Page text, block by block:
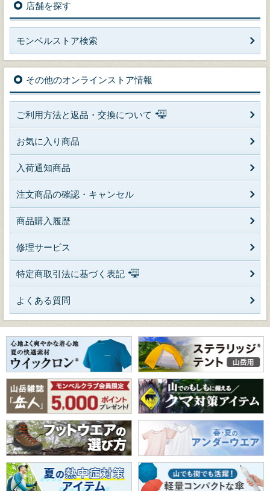
店舗を探す
モンベルストア検索
その他のオンラインストア情報
ご利用方法と返品・交換について
お気に入り商品
入荷通知商品
注文商品の確認・キャンセル
商品購入履歴
修理サービス
特定商取引法に基づく表記
よくある質問